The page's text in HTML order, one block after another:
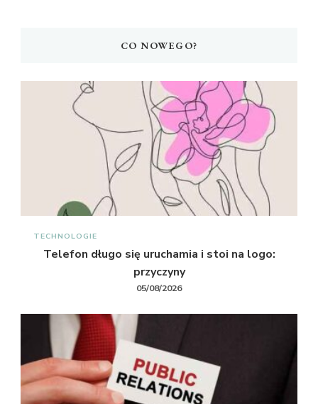
CO NOWEGO?
TECHNOLOGIE
Telefon długo się uruchamia i stoi na logo:
przyczyny
05/08/2026